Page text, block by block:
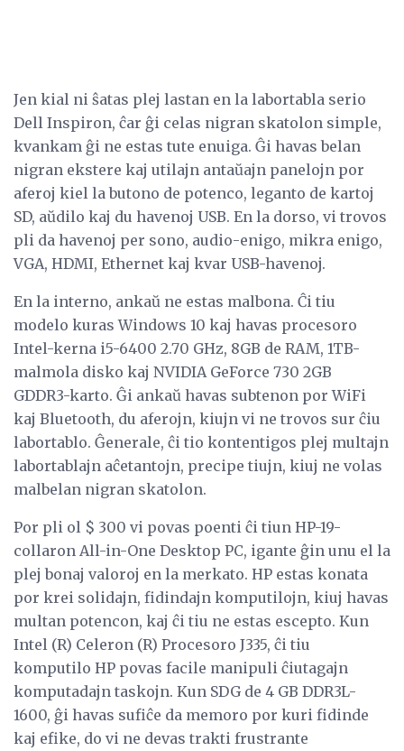
Jen kial ni ŝatas plej lastan en la labortabla serio
Dell Inspiron, ĉar ĝi celas nigran skatolon simple,
kvankam ĝi ne estas tute enuiga. Ĝi havas belan
nigran ekstere kaj utilajn antaŭajn panelojn por
aferoj kiel la butono de potenco, leganto de kartoj
SD, aŭdilo kaj du havenoj USB. En la dorso, vi trovos
pli da havenoj per sono, audio-enigo, mikra enigo,
VGA, HDMI, Ethernet kaj kvar USB-havenoj.
En la interno, ankaŭ ne estas malbona. Ĉi tiu
modelo kuras Windows 10 kaj havas procesoro
Intel-kerna i5-6400 2.70 GHz, 8GB de RAM, 1TB-
malmola disko kaj NVIDIA GeForce 730 2GB
GDDR3-karto. Ĝi ankaŭ havas subtenon por WiFi
kaj Bluetooth, du aferojn, kiujn vi ne trovos sur ĉiu
labortablo. Ĝenerale, ĉi tio kontentigos plej multajn
labortablajn aĉetantojn, precipe tiujn, kiuj ne volas
malbelan nigran skatolon.
Por pli ol $ 300 vi povas poenti ĉi tiun HP-19-
collaron All-in-One Desktop PC, igante ĝin unu el la
plej bonaj valoroj en la merkato. HP estas konata
por krei solidajn, fidindajn komputilojn, kiuj havas
multan potencon, kaj ĉi tiu ne estas escepto. Kun
Intel (R) Celeron (R) Procesoro J335, ĉi tiu
komputilo HP povas facile manipuli ĉiutagajn
komputadajn taskojn. Kun SDG de 4 GB DDR3L-
1600, ĝi havas sufiĉe da memoro por kuri fidinde
kaj efike, do vi ne devas trakti frustrante